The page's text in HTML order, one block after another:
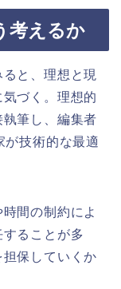
考えるか
と、理想と現
づく。理想的
筆し、編集者
が技術的な最適
間の制約によ
ることが多
保していくか